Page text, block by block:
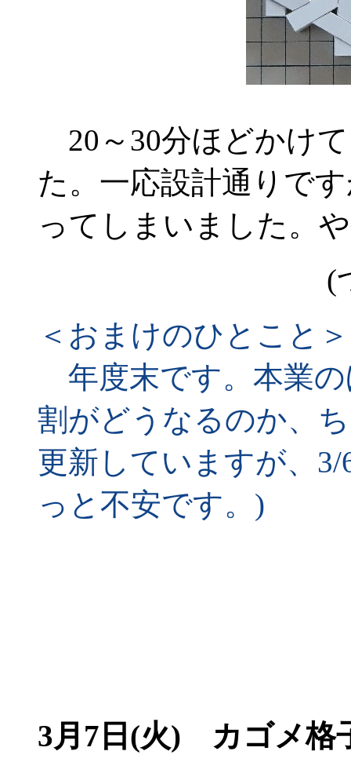
20～30分ほどかけ
た。一応設計通りで
ってしまいました。
(
＜おまけのひとこと＞
年度末です。本業
割がどうなるのか、
更新していますが、
っと不安です。)
3月7日(火) カゴメ格